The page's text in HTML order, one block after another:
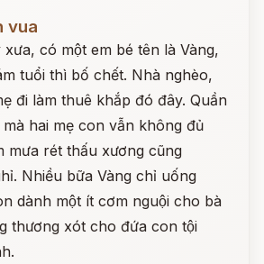
vua
có một em bé tên là Vàng,
tuổi thì bố chết. Nhà nghèo,
đi làm thuê khắp đó đây. Quần
hai mẹ con vẫn không đủ
mưa rét thấu xương cũng
Nhiều bữa Vàng chỉ uống
dành một ít cơm nguội cho bà
thương xót cho đứa con tội